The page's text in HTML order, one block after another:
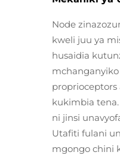
Node
kweli juu ya
husaidia
kukimbia
ni jinsi
Utafiti fulani
mgongo chini